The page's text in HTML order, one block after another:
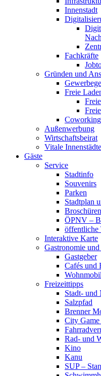
Innenstadt
Fachkräfte
Gründen und
Freie
Coworking
Außenwerbung
Wirtschaftsbeirat
Vitale
Gäste
Service
Stadtinfo
Souvenirs
Parken
Stadtplan
Broschüren
ÖPNV –
öffentliche
Interaktive Karte
Gastronomie
Gastgeber
Cafés und
Freizeittipps
Stadt- und
Salzpfad
Brenner
City
Rad- und
Kino
Kanu
SUP –